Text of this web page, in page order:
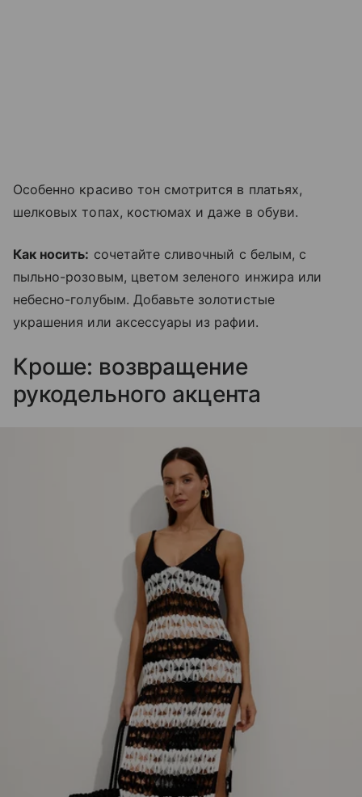
Особенно красиво тон смотрится в платьях,
шелковых топах, костюмах и даже в обуви.
Как носить: сочетайте сливочный с белым, с
пыльно-розовым, цветом зеленого инжира или
небесно-голубым. Добавьте золотистые
украшения или аксессуары из рафии.
Кроше: возвращение
рукодельного акцента